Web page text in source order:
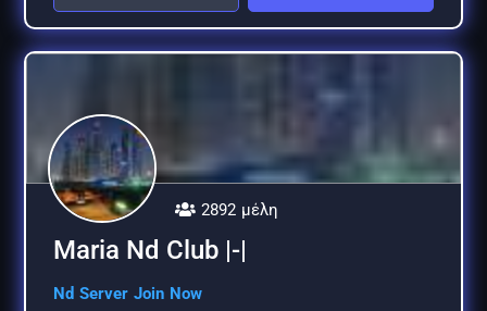
2892 μέλη
Maria Nd Club |-|
Nd Server Join Now